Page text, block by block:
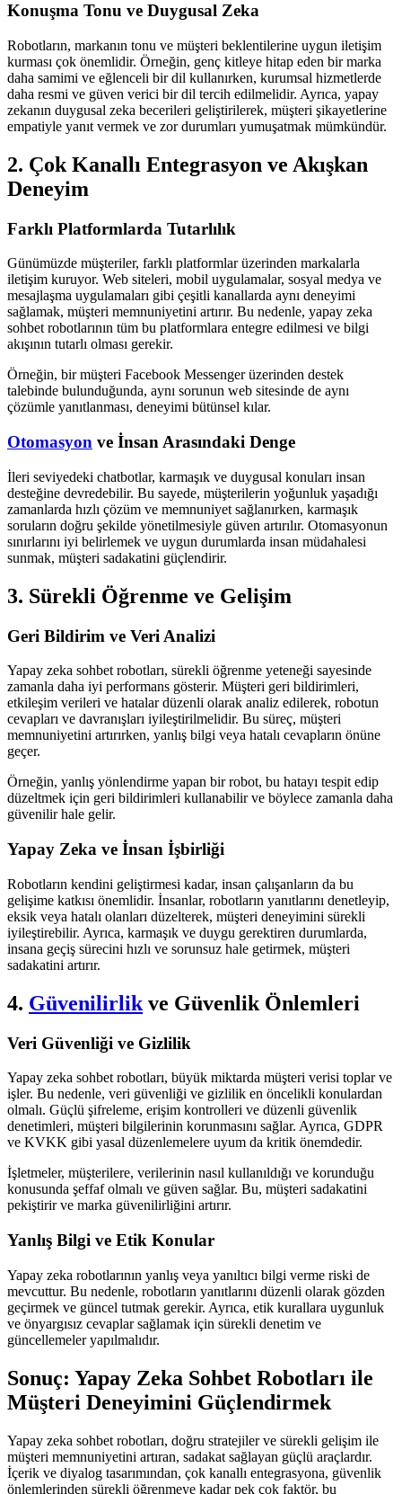
Konuşma Tonu ve Duygusal Zeka
Robotların, markanın tonu ve müşteri beklentilerine uygun iletişim
kurması çok önemlidir. Örneğin, genç kitleye hitap eden bir marka
daha samimi ve eğlenceli bir dil kullanırken, kurumsal hizmetlerde
daha resmi ve güven verici bir dil tercih edilmelidir. Ayrıca, yapay
zekanın duygusal zeka becerileri geliştirilerek, müşteri şikayetlerine
empatiyle yanıt vermek ve zor durumları yumuşatmak mümkündür.
2. Çok Kanallı Entegrasyon ve Akışkan
Deneyim
Farklı Platformlarda Tutarlılık
Günümüzde müşteriler, farklı platformlar üzerinden markalarla
iletişim kuruyor. Web siteleri, mobil uygulamalar, sosyal medya ve
mesajlaşma uygulamaları gibi çeşitli kanallarda aynı deneyimi
sağlamak, müşteri memnuniyetini artırır. Bu nedenle, yapay zeka
sohbet robotlarının tüm bu platformlara entegre edilmesi ve bilgi
akışının tutarlı olması gerekir.
Örneğin, bir müşteri Facebook Messenger üzerinden destek
talebinde bulunduğunda, aynı sorunun web sitesinde de aynı
çözümle yanıtlanması, deneyimi bütünsel kılar.
Otomasyon ve İnsan Arasındaki Denge
İleri seviyedeki chatbotlar, karmaşık ve duygusal konuları insan
desteğine devredebilir. Bu sayede, müşterilerin yoğunluk yaşadığı
zamanlarda hızlı çözüm ve memnuniyet sağlanırken, karmaşık
soruların doğru şekilde yönetilmesiyle güven artırılır. Otomasyonun
sınırlarını iyi belirlemek ve uygun durumlarda insan müdahalesi
sunmak, müşteri sadakatini güçlendirir.
3. Sürekli Öğrenme ve Gelişim
Geri Bildirim ve Veri Analizi
Yapay zeka sohbet robotları, sürekli öğrenme yeteneği sayesinde
zamanla daha iyi performans gösterir. Müşteri geri bildirimleri,
etkileşim verileri ve hatalar düzenli olarak analiz edilerek, robotun
cevapları ve davranışları iyileştirilmelidir. Bu süreç, müşteri
memnuniyetini artırırken, yanlış bilgi veya hatalı cevapların önüne
geçer.
Örneğin, yanlış yönlendirme yapan bir robot, bu hatayı tespit edip
düzeltmek için geri bildirimleri kullanabilir ve böylece zamanla daha
güvenilir hale gelir.
Yapay Zeka ve İnsan İşbirliği
Robotların kendini geliştirmesi kadar, insan çalışanların da bu
gelişime katkısı önemlidir. İnsanlar, robotların yanıtlarını denetleyip,
eksik veya hatalı olanları düzelterek, müşteri deneyimini sürekli
iyileştirebilir. Ayrıca, karmaşık ve duygu gerektiren durumlarda,
insana geçiş sürecini hızlı ve sorunsuz hale getirmek, müşteri
sadakatini artırır.
4. Güvenilirlik ve Güvenlik Önlemleri
Veri Güvenliği ve Gizlilik
Yapay zeka sohbet robotları, büyük miktarda müşteri verisi toplar ve
işler. Bu nedenle, veri güvenliği ve gizlilik en öncelikli konulardan
olmalı. Güçlü şifreleme, erişim kontrolleri ve düzenli güvenlik
denetimleri, müşteri bilgilerinin korunmasını sağlar. Ayrıca, GDPR
ve KVKK gibi yasal düzenlemelere uyum da kritik önemdedir.
İşletmeler, müşterilere, verilerinin nasıl kullanıldığı ve korunduğu
konusunda şeffaf olmalı ve güven sağlar. Bu, müşteri sadakatini
pekiştirir ve marka güvenilirliğini artırır.
Yanlış Bilgi ve Etik Konular
Yapay zeka robotlarının yanlış veya yanıltıcı bilgi verme riski de
mevcuttur. Bu nedenle, robotların yanıtlarını düzenli olarak gözden
geçirmek ve güncel tutmak gerekir. Ayrıca, etik kurallara uygunluk
ve önyargısız cevaplar sağlamak için sürekli denetim ve
güncellemeler yapılmalıdır.
Sonuç: Yapay Zeka Sohbet Robotları ile
Müşteri Deneyimini Güçlendirmek
Yapay zeka sohbet robotları, doğru stratejiler ve sürekli gelişim ile
müşteri memnuniyetini artıran, sadakat sağlayan güçlü araçlardır.
İçerik ve diyalog tasarımından, çok kanallı entegrasyona, güvenlik
önlemlerinden sürekli öğrenmeye kadar pek çok faktör, bu